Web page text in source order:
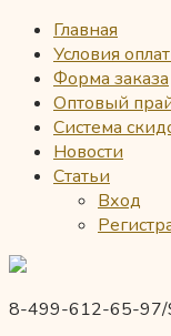
Главная
Условия
Форма заказа
Оптовый
Система
Новости
Статьи
Вход
8-499-612-65-97/